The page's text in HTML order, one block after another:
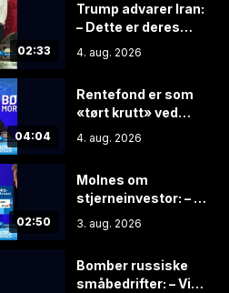
02:33
Trump advarer Iran:
– Dette er deres
siste sjanse
4. aug. 2026
04:04
Rentefond er som
«tørt krutt» ved
børsfall: – Kan
brukes til å kjøpe
4. aug. 2026
02:50
Molnes om
stjerneinvestor: – Er
blitt lurt trill rundt
3. aug. 2026
Bomber russiske
småbedrifter: – Vi